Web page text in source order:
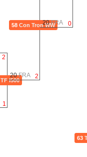
TF I500
2
1
58Con Tron WW
20FRA 2
20FRA 0
63